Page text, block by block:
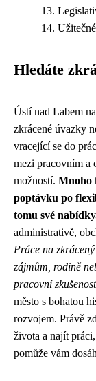
Hledáte
Ústí nad Labem
zkrácené úvazky
vracející se do
mezi pracovním a
možností. Mnoho
poptávku po
tomu své
administrativě,
Práce na
zájmům, rodině
pracovní
město s bohatou
rozvojem. Právě
života a najít
pomůže vám